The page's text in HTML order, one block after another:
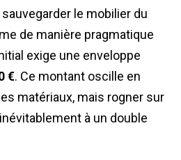
le mobilier du
de manière pragmatique
exige une enveloppe
€. Ce montant oscille en
matériaux, mais rogner sur
à un double